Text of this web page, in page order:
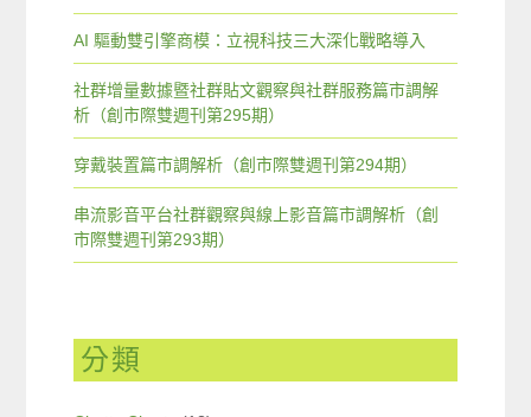
AI 驅動雙引擎商模：立視科技三大深化戰略導入
社群增量數據暨社群貼文觀察與社群服務篇市調解
析（創市際雙週刊第295期）
穿戴裝置篇市調解析（創市際雙週刊第294期）
串流影音平台社群觀察與線上影音篇市調解析（創
市際雙週刊第293期）
分類